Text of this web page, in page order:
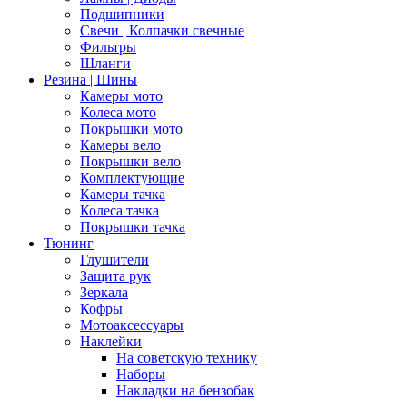
Подшипники
Свечи | Колпачки свечные
Фильтры
Шланги
Резина | Шины
Камеры мото
Колеса мото
Покрышки мото
Камеры вело
Покрышки вело
Комплектующие
Камеры тачка
Колеса тачка
Покрышки тачка
Тюнинг
Глушители
Защита рук
Зеркала
Кофры
Мотоаксессуары
Наклейки
На советскую технику
Наборы
Накладки на бензобак